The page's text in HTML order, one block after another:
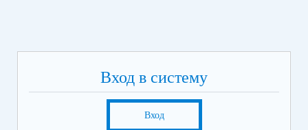
Вход в систему
Вход